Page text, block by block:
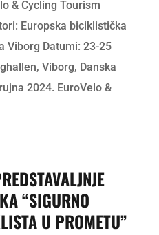
& Cycling Tourism
Europska biciklistička
Viborg Datumi: 23-25
Viborg, Danska
2024. EuroVelo &
“SIGURNO
U PROMETU”